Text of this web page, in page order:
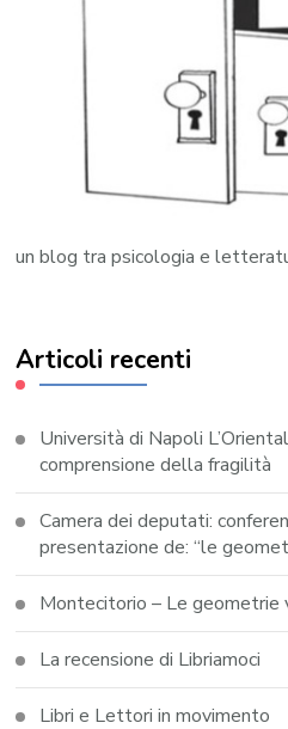
un blog tra psicologia e
Articoli recenti
Università di Napoli
comprensione della fragilità
Camera dei deputati:
presentazione de: “le
Montecitorio – Le geometrie
La recensione di Libriamoci
Libri e Lettori in movimento